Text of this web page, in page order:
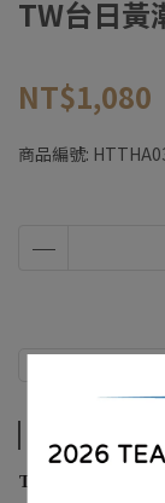
TW台日黃
NT$1,080
商品編號:
TW台日黃潮棒球帽